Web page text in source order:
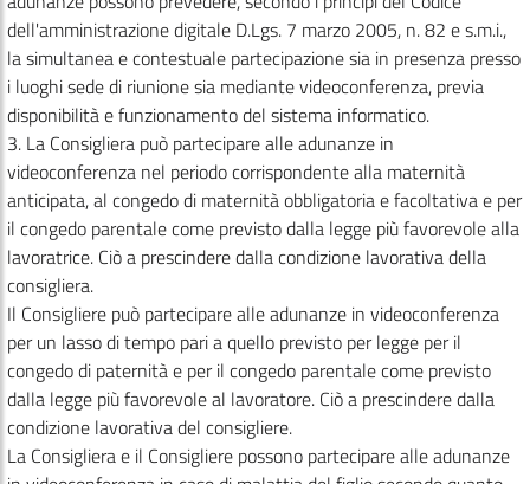
dell'amministrazione digitale D.Lgs. 7 marzo 2005, n. 82 e s.m.i.,
la simultanea e contestuale partecipazione sia in presenza presso
i luoghi sede di riunione sia mediante videoconferenza, previa
disponibilità e funzionamento del sistema informatico.
3. La Consigliera può partecipare alle adunanze in
videoconferenza nel periodo corrispondente alla maternità
anticipata, al congedo di maternità obbligatoria e facoltativa e per
il congedo parentale come previsto dalla legge più favorevole alla
lavoratrice. Ciò a prescindere dalla condizione lavorativa della
consigliera.
Il Consigliere può partecipare alle adunanze in videoconferenza
per un lasso di tempo pari a quello previsto per legge per il
congedo di paternità e per il congedo parentale come previsto
dalla legge più favorevole al lavoratore. Ciò a prescindere dalla
condizione lavorativa del consigliere.
La Consigliera e il Consigliere possono partecipare alle adunanze